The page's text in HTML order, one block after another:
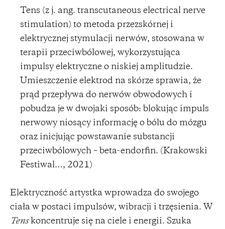
Tens (z j. ang. transcutaneous electrical nerve
stimulation) to metoda przezskórnej i
elektrycznej stymulacji nerwów, stosowana w
terapii przeciwbólowej, wykorzystująca
impulsy elektryczne o niskiej amplitudzie.
Umieszczenie elektrod na skórze sprawia, że
prąd przepływa do nerwów obwodowych i
pobudza je w dwojaki sposób: blokując impuls
nerwowy niosący informację o bólu do mózgu
oraz inicjując powstawanie substancji
przeciwbólowych – beta-endorfin. (Krakowski
Festiwal…, 2021)
Elektryczność artystka wprowadza do swojego
ciała w postaci impulsów, wibracji i trzęsienia. W
Tenskoncentruje się na ciele i energii. Szuka